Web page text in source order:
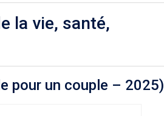
la vie, santé,
pour un couple – 2025)